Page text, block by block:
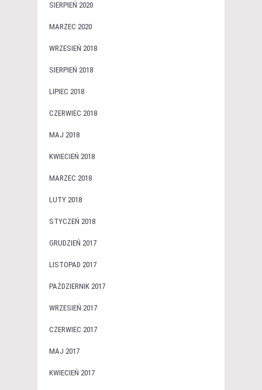
SIERPIEŃ 2020
MARZEC 2020
WRZESIEŃ 2018
SIERPIEŃ 2018
LIPIEC 2018
CZERWIEC 2018
MAJ 2018
KWIECIEŃ 2018
MARZEC 2018
LUTY 2018
STYCZEŃ 2018
GRUDZIEŃ 2017
LISTOPAD 2017
PAŹDZIERNIK 2017
WRZESIEŃ 2017
CZERWIEC 2017
MAJ 2017
KWIECIEŃ 2017